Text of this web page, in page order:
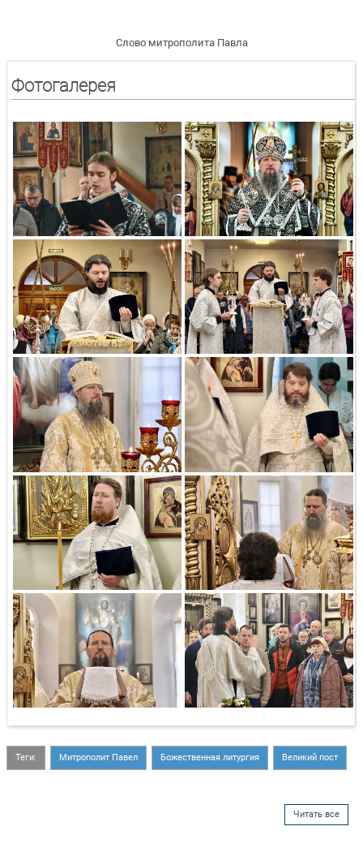
Слово митрополита Павла
Фотогалерея
Теги: Митрополит Павел Божественная литургия Великий пост
Читать все